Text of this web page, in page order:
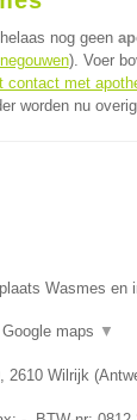
nog geen
). Voer
contact met
worden nu
Wasmes en
Google maps ▼
, 2610 Wilrijk(